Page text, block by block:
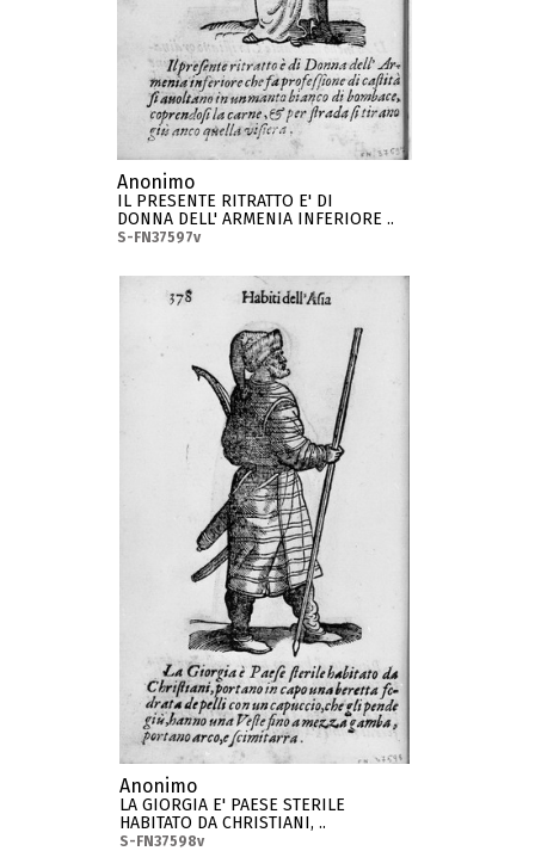
Anonimo
IL PRESENTE RITRATTO E' DI
DONNA DELL' ARMENIA INFERIORE ..
S-FN37597v
Anonimo
LA GIORGIA E' PAESE STERILE
HABITATO DA CHRISTIANI, ..
S-FN37598v